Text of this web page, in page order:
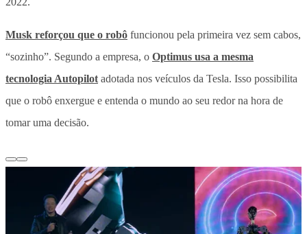
Musk reforçou que o robô funcionou pela primeira vez sem cabos,
“sozinho”. Segundo a empresa, o Optimus usa a mesma
tecnologia Autopilot adotada nos veículos da Tesla. Isso possibilita
que o robô enxergue e entenda o mundo ao seu redor na hora de
tomar uma decisão.